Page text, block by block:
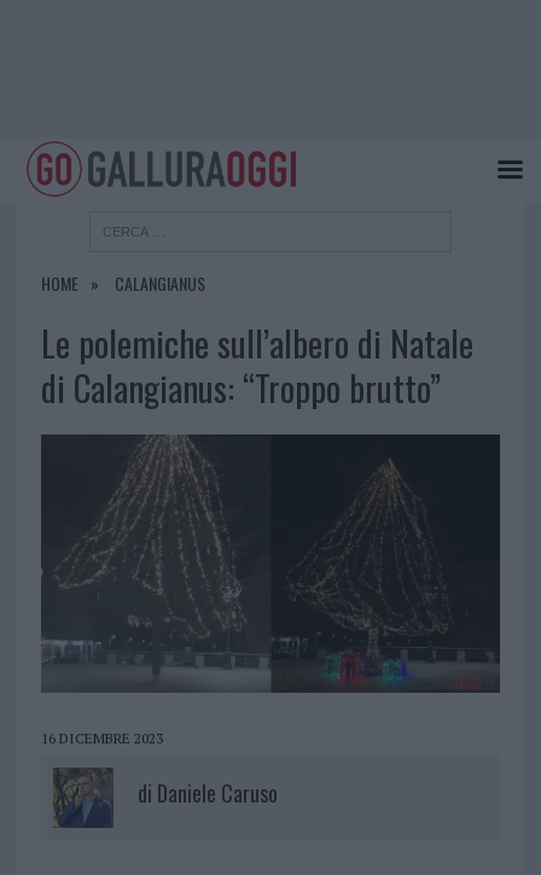
HOME CALANGIANUS
Le polemiche sull’albero di Natale
di Calangianus: “Troppo brutto”
16 DICEMBRE 2023
di Daniele Caruso